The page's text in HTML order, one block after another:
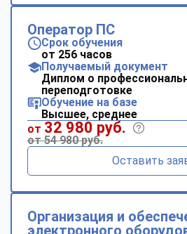
Оператор ПС
Срок обучения
от 256 часов
Получаемый документ
Диплом о
переподготовке
Обучение на базе
Высшее, среднее
от 32 980 руб.
от 54 980 руб.
Оставить
Организация и
электронного